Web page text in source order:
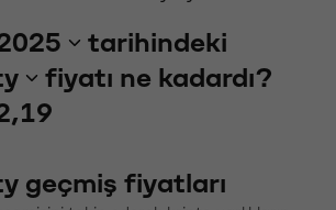
tarihindeki
fiyatı ne kadardı?
geçmiş fiyatları